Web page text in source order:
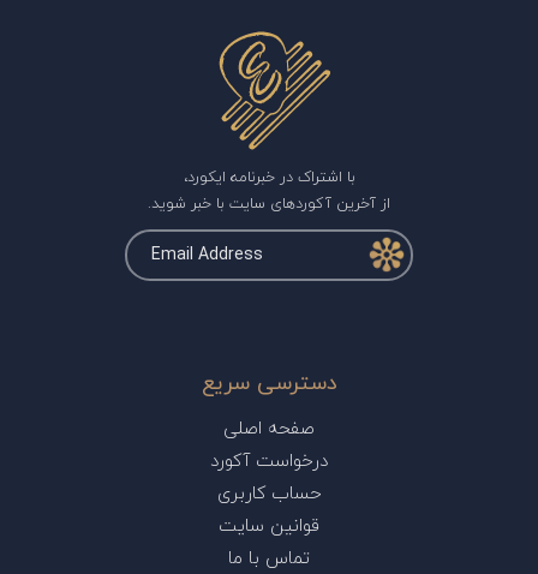
با اشتراک در خبرنامه ایکورد،
از آخرین آکوردهای سایت با خبر شوید.
دسترسی سریع
صفحه اصلی
درخواست آکورد
حساب کاربری
قوانین سایت
تماس با ما